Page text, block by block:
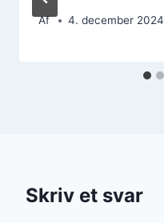
Af 4. december 2024
Skriv et svar